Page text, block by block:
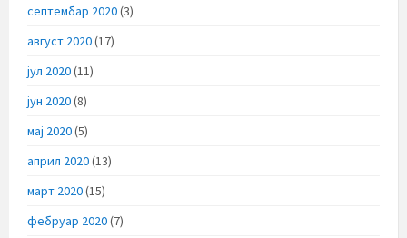
септембар 2020(3)
август 2020(17)
јул 2020(11)
јун 2020(8)
мај 2020(5)
април 2020(13)
март 2020(15)
фебруар 2020(7)